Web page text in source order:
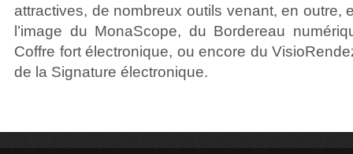
attractives, de nombreux outils venant, en outre,
l’image du MonaScope, du Bordereau
Coffre fort électronique, ou encore du
de la Signature électronique.